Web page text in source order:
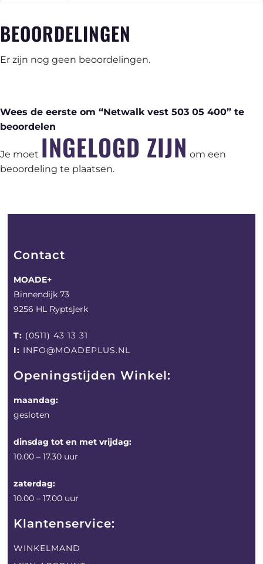
BEOORDELINGEN
Er zijn nog geen beoordelingen.
Wees de eerste om “Netwalk vest 503 05 400” te
beoordelen
Je moet INGELOGD ZIJN om een
beoordeling te plaatsen.
Contact
MOADE+
Binnendijk 73
9256 HL Ryptsjerk
T: (0511) 43 13 31
I: INFO@MOADEPLUS.NL
Openingstijden Winkel:
maandag:
gesloten
dinsdag tot en met vrijdag:
10.00 – 17.30 uur
zaterdag:
10.00 – 17.00 uur
Klantenservice:
WINKELMAND